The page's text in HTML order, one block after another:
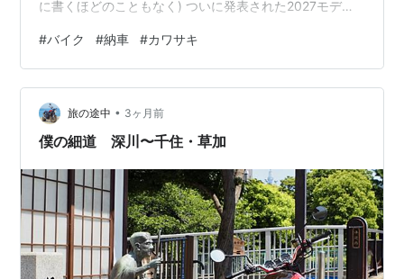
に書くほどのこともなく) ついに発表された2027モデル
の乗り換えを決意しました！ (まだ買えるかわからんけど
ね) 今日はZ900RS購入に向けて思ったことなりを記事に
していきます ぜひ最後まで読んでいただけたら嬉しいで
す！ では今回の目次です！ 2027年モデル Z900RSはど
れを狙う？？ 買ったら付けたいカスタム 購入に向…
#バイク #納車 #カワサキ
旅の途中 • 3ヶ月前
僕の細道 深川〜千住・草加